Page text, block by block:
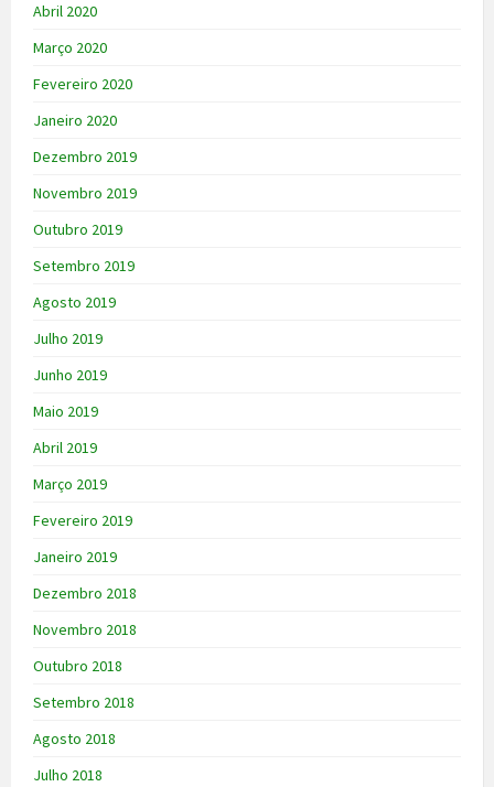
Abril 2020
Março 2020
Fevereiro 2020
Janeiro 2020
Dezembro 2019
Novembro 2019
Outubro 2019
Setembro 2019
Agosto 2019
Julho 2019
Junho 2019
Maio 2019
Abril 2019
Março 2019
Fevereiro 2019
Janeiro 2019
Dezembro 2018
Novembro 2018
Outubro 2018
Setembro 2018
Agosto 2018
Julho 2018